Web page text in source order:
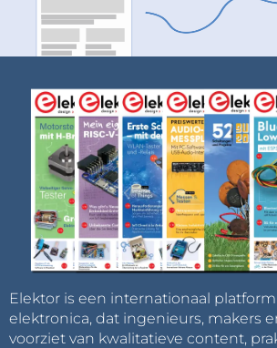
Elektor is een internationaal
elektronica, dat ingenieurs, makers
voorziet van kwalitatieve content,